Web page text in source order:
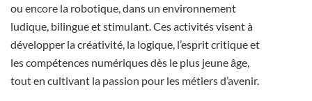
ou encore la robotique, dans un environnement
ludique, bilingue et stimulant. Ces activités visent à
développer la créativité, la logique, l’esprit critique et
les compétences numériques dès le plus jeune âge,
tout en cultivant la passion pour les métiers d’avenir.